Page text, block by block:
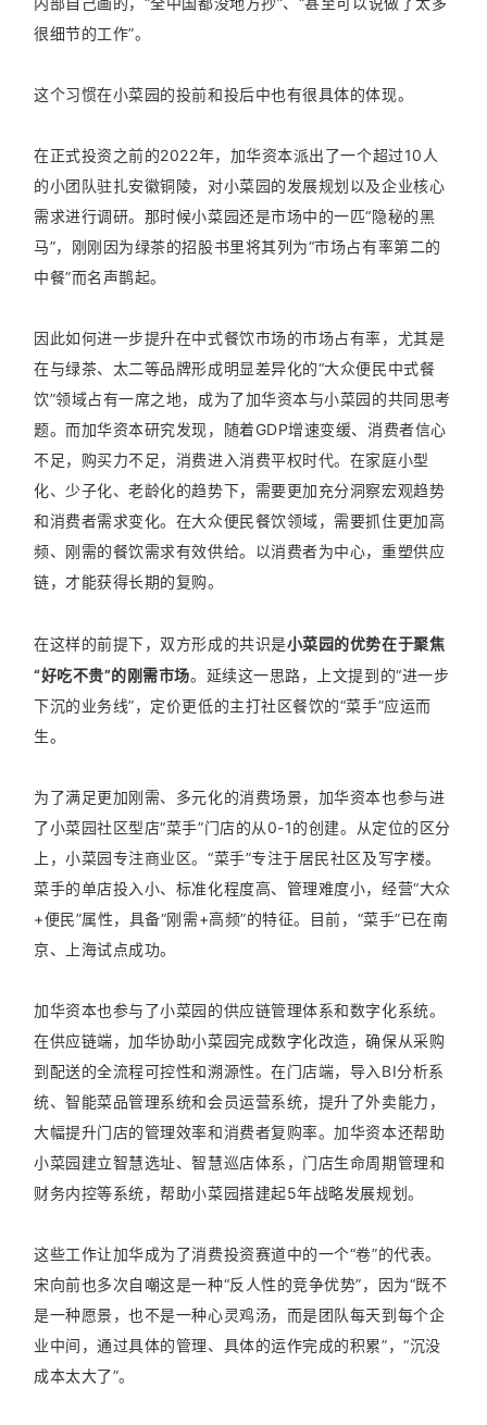
很细节的工作”。
这个习惯在小菜园的投前和投后中也有很具体的体现。
在正式投资之前的2022年，加华资本派出了一个超过10人
的小团队驻扎安徽铜陵，对小菜园的发展规划以及企业核心
需求进行调研。那时候小菜园还是市场中的一匹“隐秘的黑
马”，刚刚因为绿茶的招股书里将其列为“市场占有率第二的
中餐”而名声鹊起。
因此如何进一步提升在中式餐饮市场的市场占有率，尤其是
在与绿茶、太二等品牌形成明显差异化的“大众便民中式餐
饮”领域占有一席之地，成为了加华资本与小菜园的共同思考
题。而加华资本研究发现，随着GDP增速变缓、消费者信心
不足，购买力不足，消费进入消费平权时代。在家庭小型
化、少子化、老龄化的趋势下，需要更加充分洞察宏观趋势
和消费者需求变化。在大众便民餐饮领域，需要抓住更加高
频、刚需的餐饮需求有效供给。以消费者为中心，重塑供应
链，才能获得长期的复购。
在这样的前提下，双方形成的共识是小菜园的优势在于聚焦
“好吃不贵”的刚需市场。延续这一思路，上文提到的“进一步
下沉的业务线”，定价更低的主打社区餐饮的“菜手”应运而
生。
为了满足更加刚需、多元化的消费场景，加华资本也参与进
了小菜园社区型店“菜手”门店的从0-1的创建。从定位的区分
上，小菜园专注商业区。“菜手”专注于居民社区及写字楼。
菜手的单店投入小、标准化程度高、管理难度小，经营“大众
+便民”属性，具备“刚需+高频”的特征。目前，“菜手”已在南
京、上海试点成功。
加华资本也参与了小菜园的供应链管理体系和数字化系统。
在供应链端，加华协助小菜园完成数字化改造，确保从采购
到配送的全流程可控性和溯源性。在门店端，导入BI分析系
统、智能菜品管理系统和会员运营系统，提升了外卖能力，
大幅提升门店的管理效率和消费者复购率。加华资本还帮助
小菜园建立智慧选址、智慧巡店体系，门店生命周期管理和
财务内控等系统，帮助小菜园搭建起5年战略发展规划。
这些工作让加华成为了消费投资赛道中的一个“卷”的代表。
宋向前也多次自嘲这是一种“反人性的竞争优势”，因为“既不
是一种愿景，也不是一种心灵鸡汤，而是团队每天到每个企
业中间，通过具体的管理、具体的运作完成的积累”，“沉没
成本太大了”。